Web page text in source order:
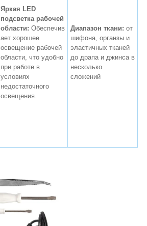
Яркая LED
подсветка рабочей
области: Обеспечив
ает хорошее
освещение рабочей
области, что удобно
при работе в
условиях
недостаточного
освещения.
Диапазон ткани: от
шифона, органзы и
эластичных тканей
до драпа и джинса в
несколько
сложений